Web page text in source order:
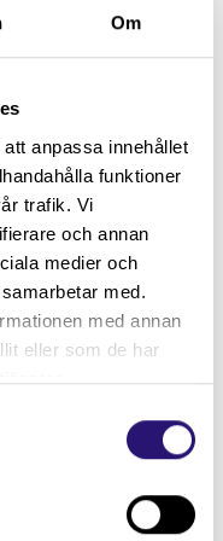
Om
anpassa innehållet
funktioner
trafik. Vi
och annan
medier och
med.
med annan
eller som de har
under två år
med tillträde så
chef. Du
och anställning
kvar i din
hela perioden.
du till
Eftersom
Rörlighet i staten